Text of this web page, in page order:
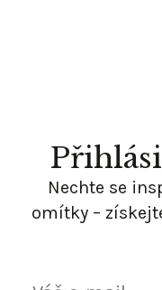
Nechte se
omítky –